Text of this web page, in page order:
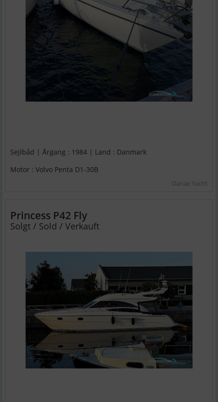
Sejlbåd | Årgang : 1984 | Land : Danmark
Motor : Volvo Penta D1-30B
Danae Yacht
Princess P42 Fly
Solgt / Sold / Verkauft